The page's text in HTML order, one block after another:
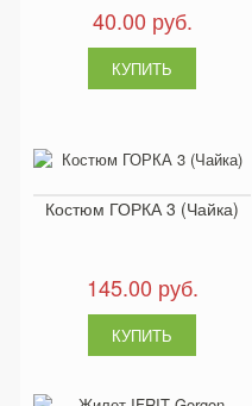
40.00 руб.
Костюм ГОРКА 3 (Чайка)
145.00 руб.